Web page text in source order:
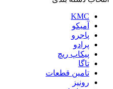
KMC
آمیکو
پاجرو
پرادو
پیکاپ ریچ
تاگا
تامین قطعات
رونیز